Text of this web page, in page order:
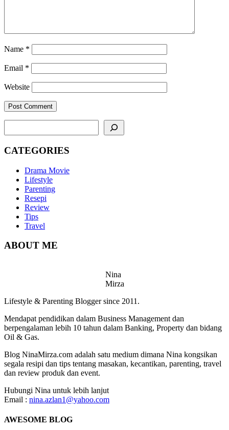
Name *
Email *
Website
CATEGORIES
Drama Movie
Lifestyle
Parenting
Resepi
Review
Tips
Travel
ABOUT ME
Nina
Mirza
Lifestyle & Parenting Blogger since 2011.
Mendapat pendidikan dalam Business Management dan
berpengalaman lebih 10 tahun dalam Banking, Property dan bidang
Oil & Gas.
Blog NinaMirza.com adalah satu medium dimana Nina kongsikan
segala resipi dan tips tentang masakan, kecantikan, parenting, travel
dan review produk dan event.
Hubungi Nina untuk lebih lanjut
Email : nina.azlan1@yahoo.com
AWESOME BLOG